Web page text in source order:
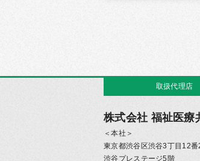
取扱代理店
株式会社 福祉医療
＜本社＞
東京都渋谷区渋谷3丁目12
渋谷プレステージ5階